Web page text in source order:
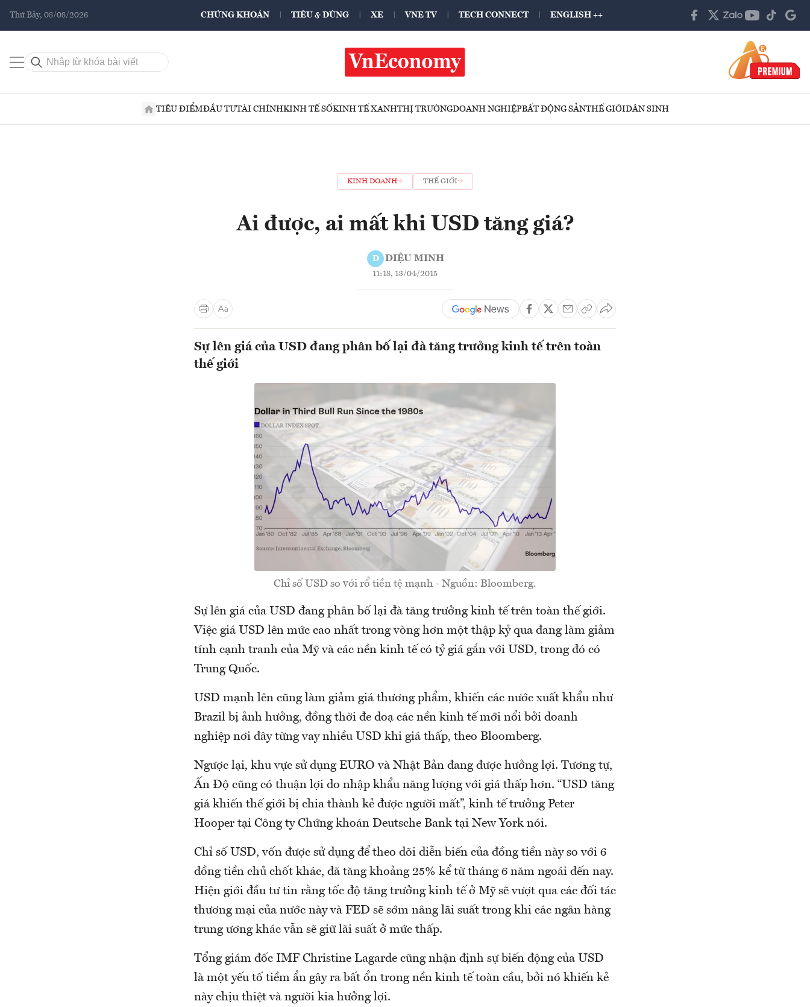
Thứ Bảy, 08/08/2026 CHỨNG KHOÁN TIÊU & DÙNG XE VNE TV TECH CONNECT ENGLISH ++
TIÊU ĐIỂMĐẦU TƯTÀI CHÍNHKINH TẾ SỐKINH TẾ XANHTHỊ TRƯỜNGDOANH NGHIỆPBẤT ĐỘNG SẢNTHẾ GIỚIDÂN SINH
KINH DOANH THẾ GIỚI
Ai được, ai mất khi USD tăng giá?
D DIỆU MINH
11:18, 13/04/2015
Sự lên giá của USD đang phân bố lại đà tăng trưởng kinh tế trên toàn
thế giới
Chỉ số USD so với rổ tiền tệ mạnh - Nguồn: Bloomberg.
Sự lên giá của USD đang phân bố lại đà tăng trưởng kinh tế trên toàn thế giới.
Việc giá USD lên mức cao nhất trong vòng hơn một thập kỷ qua đang làm giảm
tính cạnh tranh của Mỹ và các nền kinh tế có tỷ giá gắn với USD, trong đó có
Trung Quốc.
USD mạnh lên cũng làm giảm giá thương phẩm, khiến các nước xuất khẩu như
Brazil bị ảnh hưởng, đồng thời đe doạ các nền kinh tế mới nổi bởi doanh
nghiệp nơi đây từng vay nhiều USD khi giá thấp, theo Bloomberg.
Ngược lại, khu vực sử dụng EURO và Nhật Bản đang được hưởng lợi. Tương tự,
Ấn Độ cũng có thuận lợi do nhập khẩu năng lượng với giá thấp hơn. “USD tăng
giá khiến thế giới bị chia thành kẻ được người mất”, kinh tế trưởng Peter
Hooper tại Công ty Chứng khoán Deutsche Bank tại New York nói.
Chỉ số USD, vốn được sử dụng để theo dõi diễn biến của đồng tiền này so với 6
đồng tiền chủ chốt khác, đã tăng khoảng 25% kể từ tháng 6 năm ngoái đến nay.
Hiện giới đầu tư tin rằng tốc độ tăng trưởng kinh tế ở Mỹ sẽ vượt qua các đối tác
thương mại của nước này và FED sẽ sớm nâng lãi suất trong khi các ngân hàng
trung ương khác vẫn sẽ giữ lãi suất ở mức thấp.
Tổng giám đốc IMF Christine Lagarde cũng nhận định sự biến động của USD
là một yếu tố tiềm ẩn gây ra bất ổn trong nền kinh tế toàn cầu, bởi nó khiến kẻ
này chịu thiệt và người kia hưởng lợi.